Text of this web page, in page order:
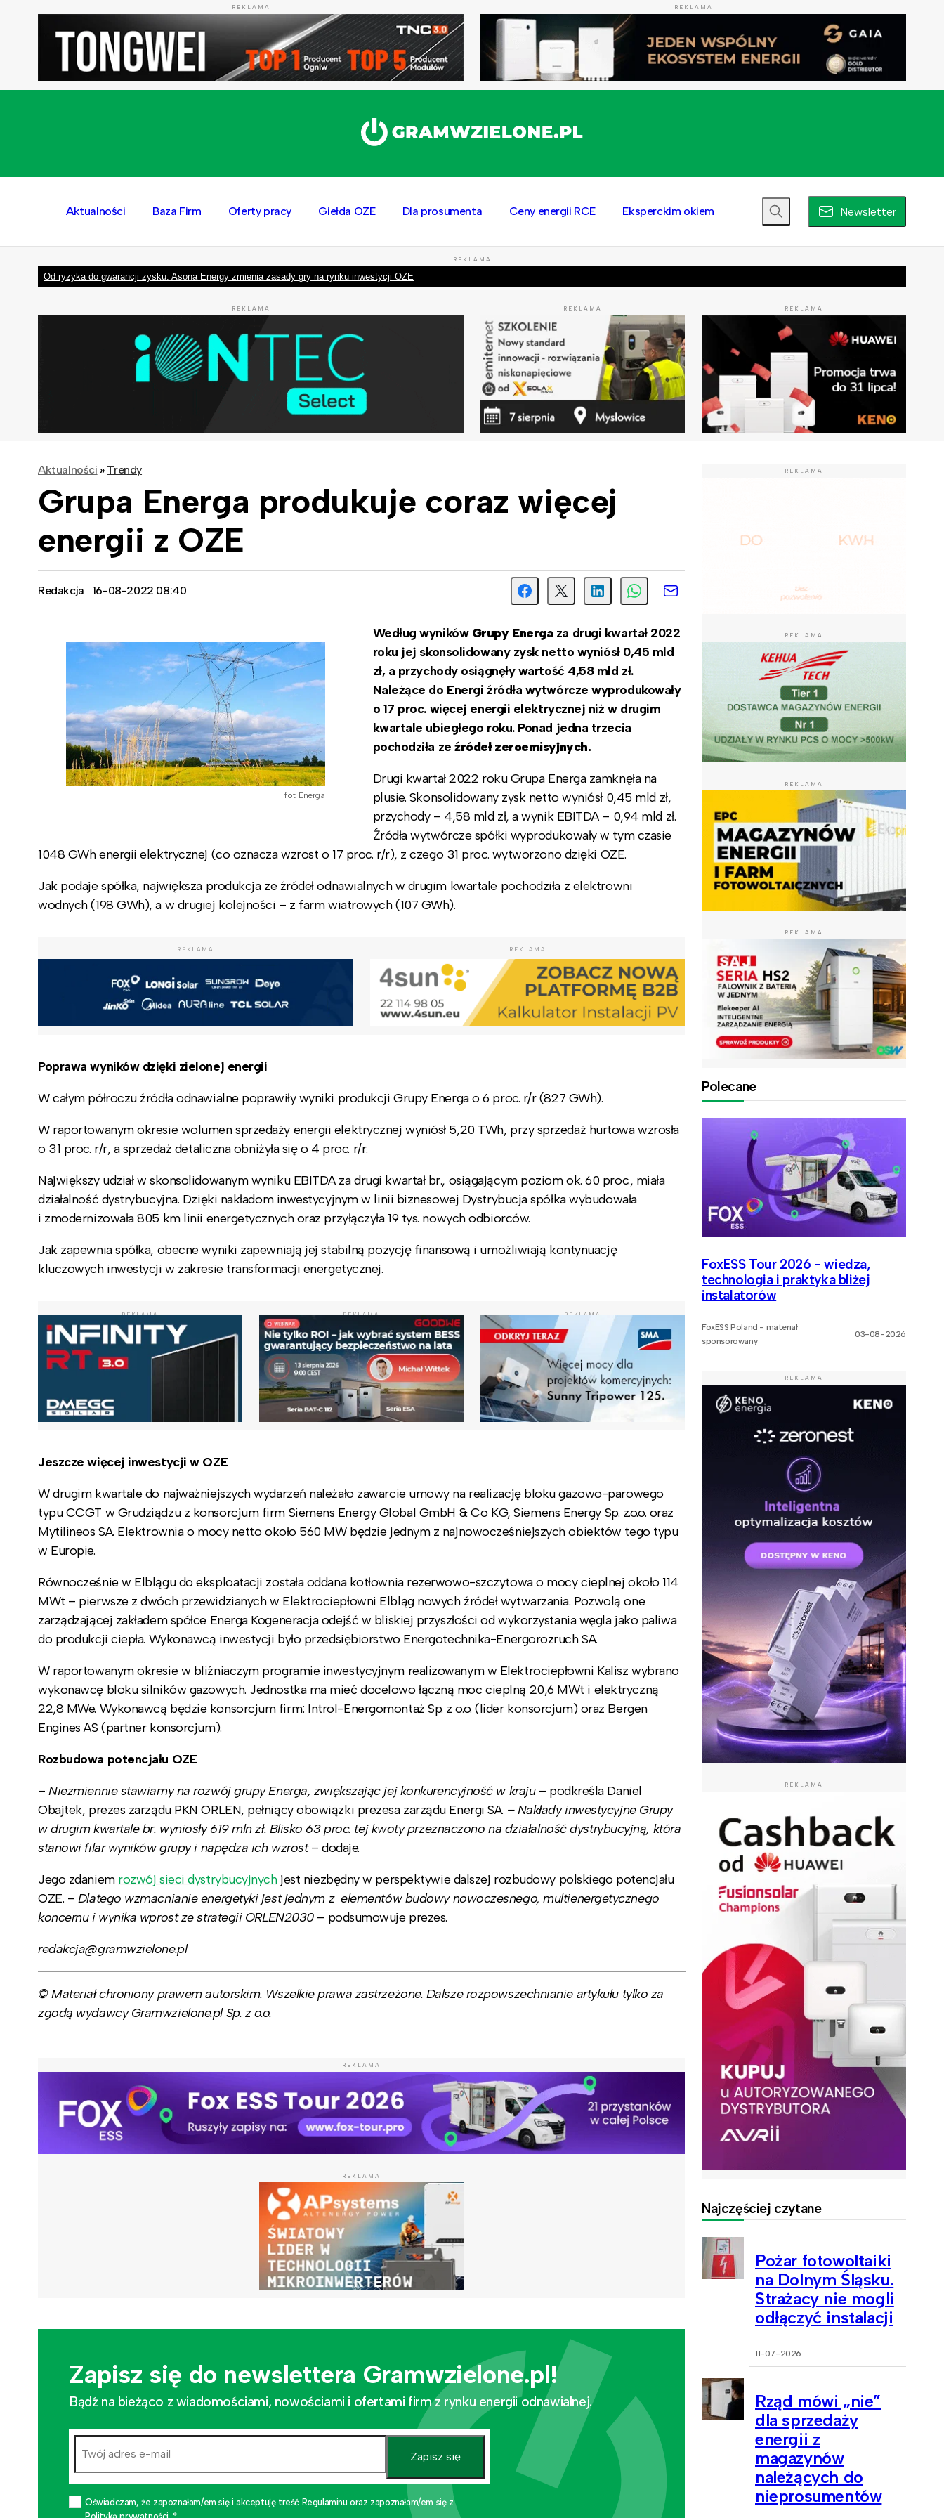
REKLAMA REKLAMA
Aktualności Baza Firm Oferty pracy Giełda OZE Dla prosumenta Ceny energii RCE Eksperckim okiem Newsletter
REKLAMA
Od ryzyka do gwarancji zysku. Asona Energy zmienia zasady gry na rynku inwestycji OZE
REKLAMA REKLAMA REKLAMA
Aktualności » Trendy
Grupa Energa produkuje coraz więcej
energii z OZE
Redakcja 16-08-2022 08:40
fot. Energa
Według wyników Grupy Energa za drugi kwartał 2022
roku jej skonsolidowany zysk netto wyniósł 0,45 mld
zł, a przychody osiągnęły wartość 4,58 mld zł.
Należące do Energi źródła wytwórcze wyprodukowały
o 17 proc. więcej energii elektrycznej niż w drugim
kwartale ubiegłego roku. Ponad jedna trzecia
pochodziła zeźródeł zeroemisyjnych.
Drugi kwartał 2022 roku Grupa Energa zamknęła na
plusie. Skonsolidowany zysk netto wyniósł 0,45 mld zł,
przychody – 4,58 mld zł, a wynik EBITDA – 0,94 mld zł.
Źródła wytwórcze spółki wyprodukowały w tym czasie
1048 GWh energii elektrycznej (co oznacza wzrost o 17 proc. r/r), z czego 31 proc. wytworzono dzięki OZE.
Jak podaje spółka, największa produkcja ze źródeł odnawialnych w drugim kwartale pochodziła z elektrowni
wodnych (198 GWh), a w drugiej kolejności – z farm wiatrowych (107 GWh).
REKLAMA REKLAMA
Poprawa wyników dzięki zielonej energii
W całym półroczu źródła odnawialne poprawiły wyniki produkcji Grupy Energa o 6 proc. r/r (827 GWh).
W raportowanym okresie wolumen sprzedaży energii elektrycznej wyniósł 5,20 TWh, przy sprzedaż hurtowa wzrosła
o 31 proc. r/r, a sprzedaż detaliczna obniżyła się o 4 proc. r/r.
Największy udział w skonsolidowanym wyniku EBITDA za drugi kwartał br., osiągającym poziom ok. 60 proc., miała
działalność dystrybucyjna. Dzięki nakładom inwestycyjnym w linii biznesowej Dystrybucja spółka wybudowała
i zmodernizowała 805 km linii energetycznych oraz przyłączyła 19 tys. nowych odbiorców.
Jak zapewnia spółka, obecne wyniki zapewniają jej stabilną pozycję finansową i umożliwiają kontynuację
kluczowych inwestycji w zakresie transformacji energetycznej.
REKLAMA REKLAMA REKLAMA
Jeszcze więcej inwestycji w OZE
W drugim kwartale do najważniejszych wydarzeń należało zawarcie umowy na realizację bloku gazowo-parowego
typu CCGT w Grudziądzu z konsorcjum firm Siemens Energy Global GmbH & Co KG, Siemens Energy Sp. z.o.o. oraz
Mytilineos SA. Elektrownia o mocy netto około 560 MW będzie jednym z najnowocześniejszych obiektów tego typu
w Europie.
Równocześnie w Elblągu do eksploatacji została oddana kotłownia rezerwowo-szczytowa o mocy cieplnej około 114
MWt – pierwsze z dwóch przewidzianych w Elektrociepłowni Elbląg nowych źródeł wytwarzania. Pozwolą one
zarządzającej zakładem spółce Energa Kogeneracja odejść w bliskiej przyszłości od wykorzystania węgla jako paliwa
do produkcji ciepła. Wykonawcą inwestycji było przedsiębiorstwo Energotechnika-Energorozruch SA.
W raportowanym okresie w bliźniaczym programie inwestycyjnym realizowanym w Elektrociepłowni Kalisz wybrano
wykonawcę bloku silników gazowych. Jednostka ma mieć docelowo łączną moc cieplną 20,6 MWt i elektryczną
22,8 MWe. Wykonawcą będzie konsorcjum firm: Introl-Energomontaż Sp. z o.o. (lider konsorcjum) oraz Bergen
Engines AS (partner konsorcjum).
Rozbudowa potencjału OZE
– Niezmiennie stawiamy na rozwój grupy Energa, zwiększając jej konkurencyjność w kraju – podkreśla Daniel
Obajtek, prezes zarządu PKN ORLEN, pełniący obowiązki prezesa zarządu Energi SA. – Nakłady inwestycyjne Grupy
w drugim kwartale br. wyniosły 619 mln zł. Blisko 63 proc. tej kwoty przeznaczono na działalność dystrybucyjną, która
stanowi filar wyników grupy i napędza ich wzrost– dodaje.
Jego zdaniem rozwój sieci dystrybucyjnychjest niezbędny w perspektywie dalszej rozbudowy polskiego potencjału
OZE. – Dlatego wzmacnianie energetyki jest jednym z elementów budowy nowoczesnego, multienergetycznego
koncernu i wynika wprost ze strategii ORLEN2030– podsumowuje prezes.
redakcja@gramwzielone.pl
© Materiał chroniony prawem autorskim. Wszelkie prawa zastrzeżone. Dalsze rozpowszechnianie artykułu tylko za
zgodą wydawcy Gramwzielone.pl Sp. z o.o.
REKLAMA
REKLAMA
Zapisz się do newslettera Gramwzielone.pl!
Bądź na bieżąco z wiadomościami, nowościami i ofertami firm z rynku energii odnawialnej.
Zapisz się
Oświadczam, że zapoznałam/em się i akceptuję treść Regulaminu oraz zapoznałam/em się z
REKLAMA
REKLAMA
REKLAMA
REKLAMA
Polecane
FoxESS Tour 2026 - wiedza,
technologia i praktyka bliżej
instalatorów
FoxESS Poland - materiał
sponsorowany
03-08-2026
REKLAMA
REKLAMA
Najczęściej czytane
Pożar fotowoltaiki
na Dolnym Śląsku.
Strażacy nie mogli
odłączyć instalacji
11-07-2026
Rząd mówi „nie”
dla sprzedaży
energii z
magazynów
należących do
nieprosumentów